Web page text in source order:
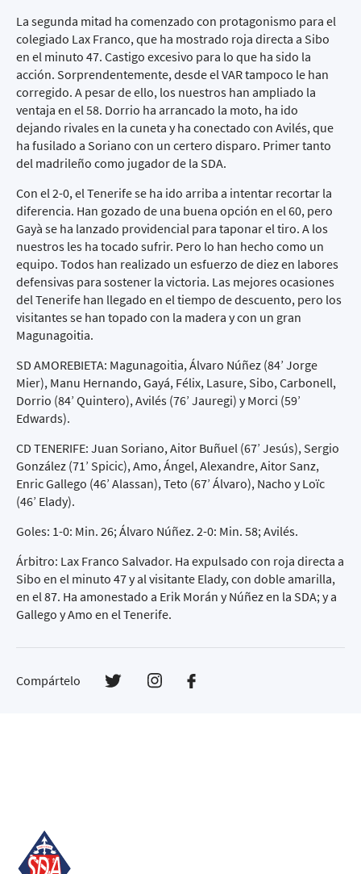
La segunda mitad ha comenzado con protagonismo para el
colegiado Lax Franco, que ha mostrado roja directa a Sibo
en el minuto 47. Castigo excesivo para lo que ha sido la
acción. Sorprendentemente, desde el VAR tampoco le han
corregido. A pesar de ello, los nuestros han ampliado la
ventaja en el 58. Dorrio ha arrancado la moto, ha ido
dejando rivales en la cuneta y ha conectado con Avilés, que
ha fusilado a Soriano con un certero disparo. Primer tanto
del madrileño como jugador de la SDA.
Con el 2-0, el Tenerife se ha ido arriba a intentar recortar la
diferencia. Han gozado de una buena opción en el 60, pero
Gayà se ha lanzado providencial para taponar el tiro. A los
nuestros les ha tocado sufrir. Pero lo han hecho como un
equipo. Todos han realizado un esfuerzo de diez en labores
defensivas para sostener la victoria. Las mejores ocasiones
del Tenerife han llegado en el tiempo de descuento, pero los
visitantes se han topado con la madera y con un gran
Magunagoitia.
SD AMOREBIETA: Magunagoitia, Álvaro Núñez (84’ Jorge
Mier), Manu Hernando, Gayá, Félix, Lasure, Sibo, Carbonell,
Dorrio (84’ Quintero), Avilés (76’ Jauregi) y Morci (59’
Edwards).
CD TENERIFE: Juan Soriano, Aitor Buñuel (67’ Jesús), Sergio
González (71’ Spicic), Amo, Ángel, Alexandre, Aitor Sanz,
Enric Gallego (46’ Alassan), Teto (67’ Álvaro), Nacho y Loïc
(46’ Elady).
Goles: 1-0: Min. 26; Álvaro Núñez. 2-0: Min. 58; Avilés.
Árbitro: Lax Franco Salvador. Ha expulsado con roja directa a
Sibo en el minuto 47 y al visitante Elady, con doble amarilla,
en el 87. Ha amonestado a Erik Morán y Núñez en la SDA; y a
Gallego y Amo en el Tenerife.
Compártelo